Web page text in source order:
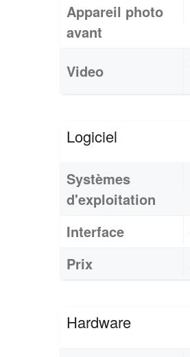
Appareil photo
avant
Video
Logiciel
Systèmes
d'exploitation
Interface
Prix
Hardware